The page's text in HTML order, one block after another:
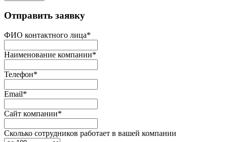
Отправить заявку
ФИО контактного лица*
Наименование компании*
Телефон*
Email*
Сайт компании*
Сколько сотрудников работает в вашей компании